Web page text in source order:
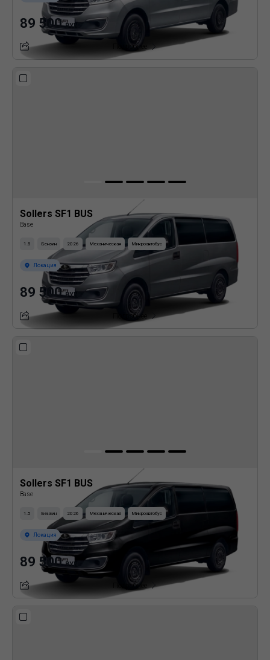
89 500 BYN
Подробнее
Sollers SF1 BUS
Base
1.5 Бензин 2026 Механическая Микроавтобус
Локация
89 500 BYN
Подробнее
Sollers SF1 BUS
Base
1.5 Бензин 2026 Механическая Микроавтобус
Локация
89 500 BYN
Подробнее